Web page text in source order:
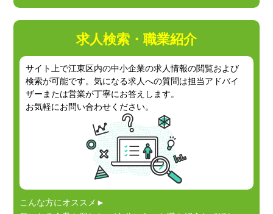
求人検索・職業紹介
サイト上で江東区内の中小企業の求人情報の閲覧および
検索が可能です。気になる求人への質問は担当アドバイ
ザーまたは営業が丁寧にお答えします。
お気軽にお問い合わせください。
こんな方にオススメ►